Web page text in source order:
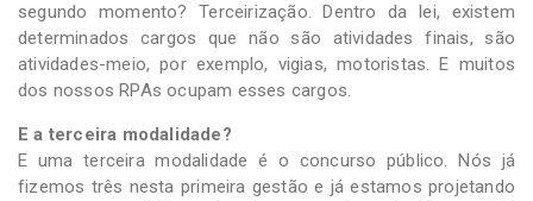
segundo momento? Terceirização. Dentro da lei, existem
determinados cargos que não são atividades finais, são
atividades-meio, por exemplo, vigias, motoristas. E muitos
dos nossos RPAs ocupam esses cargos.
E a terceira modalidade?
E uma terceira modalidade é o concurso público. Nós já
fizemos três nesta primeira gestão e já estamos projetando